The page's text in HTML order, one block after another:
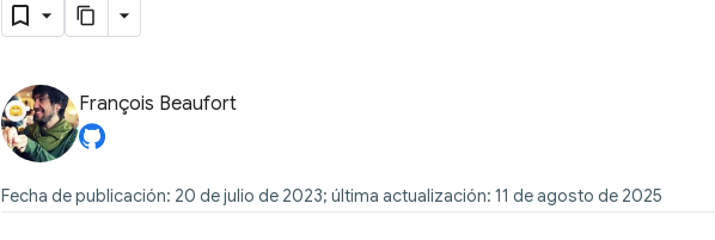
François Beaufort
Fecha de publicación: 20 de julio de 2023; última actualización: 11 de agosto de 2025